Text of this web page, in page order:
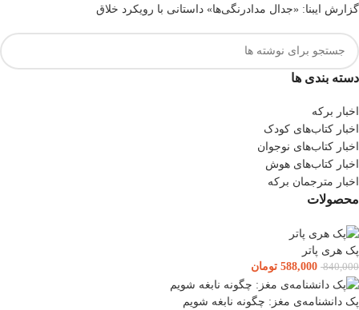
گزارش ایبنا: «جدال مدادرنگی‌ها» داستانی با رویکرد خلاق
دسته بندی ها
اخبار برکه
اخبار کتاب‌های کودک
اخبار کتاب‌های نوجوان
اخبار کتاب‌های هوش
اخبار مترجمان برکه
محصولات
پک هری پاتر
840,000
588,000 تومان
پک دانشنامه‌ی مغز: چگونه نابغه شویم